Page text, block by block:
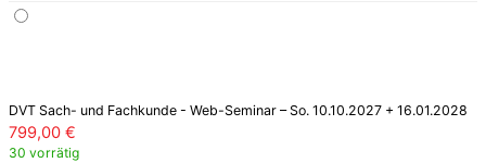
DVT Sach- und Fachkunde - Web-Seminar – So. 10.10.2027 + 16.01.2028
799,00 €
30 vorrätig